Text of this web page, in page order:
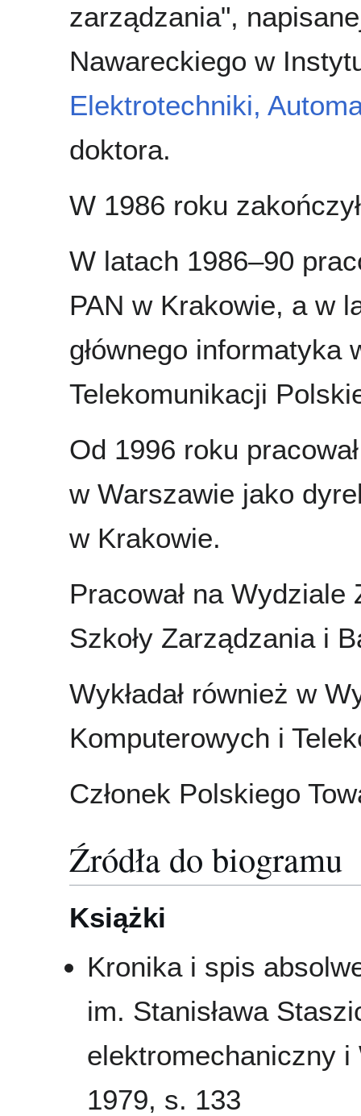
zarządzania",
Nawareckiego w
Elektrotechniki,
doktora.
W 1986 roku
W latach 1986–90
PAN w Krakowie, a w
głównego
Telekomunikacji
Od 1996 roku
w Warszawie jako
w Krakowie.
Pracował na
Szkoły Zarządzania i
Wykładał również w
Komputerowych i
Członek Polskiego
Źródła do biogramu
Książki
Kronika i spis
im. Stanisława
elektromechaniczny i
1979, s. 133